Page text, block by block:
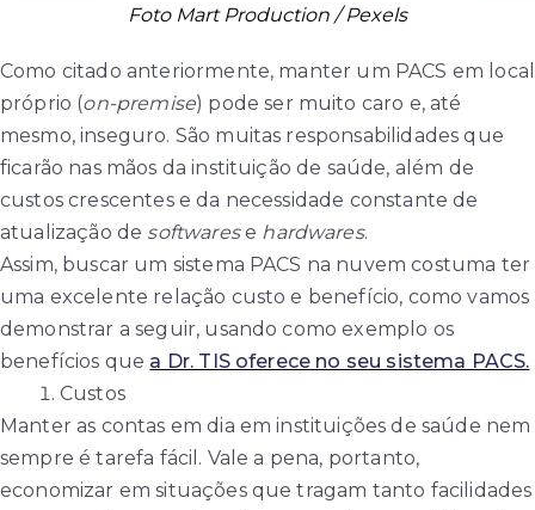
Foto Mart Production / Pexels
Como citado anteriormente, manter um PACS em local
próprio (on-premise) pode ser muito caro e, até
mesmo, inseguro. São muitas responsabilidades que
ficarão nas mãos da instituição de saúde, além de
custos crescentes e da necessidade constante de
atualização de softwarese hardwares.
Assim, buscar um sistema PACS na nuvem costuma ter
uma excelente relação custo e benefício, como vamos
demonstrar a seguir, usando como exemplo os
benefícios que a Dr. TIS oferece no seu sistema PACS.
Custos
Manter as contas em dia em instituições de saúde nem
sempre é tarefa fácil. Vale a pena, portanto,
economizar em situações que tragam tanto facilidades